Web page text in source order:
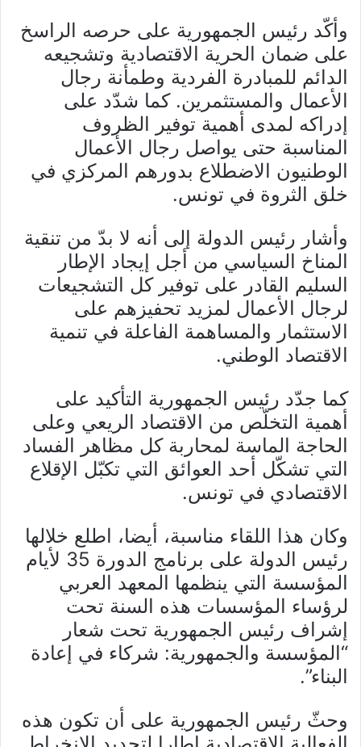
وأكّد رئيس الجمهورية على حرصه الراسخ
على ضمان الحرية الاقتصادية وتشجيعه
الدائم للمبادرة الفردية وطمأنة رجال
الأعمال والمستثمرين. كما شدّد على
إدراكه لمدى أهمية توفير الظروف
المناسبة حتى يواصل رجال الأعمال
الوطنيون الاضطلاع بدورهم المركزي في
خلق الثروة في تونس.
وأشار رئيس الدولة إلى أنه لا بدّ من تنقية
المناخ السياسي من أجل إيجاد الإطار
السليم القادر على توفير كل التشجيعات
لرجال الأعمال لمزيد تحفيزهم على
الاستثمار والمساهمة الفاعلة في تنمية
الاقتصاد الوطني.
كما جدّد رئيس الجمهورية التأكيد على
أهمية التخلّص من الاقتصاد الريعي وعلى
الحاجة الماسة لمحاربة كل مظاهر الفساد
التي تشكّل أحد العوائق التي تكبّل الإقلاع
الاقتصادي في تونس.
وكان هذا اللقاء مناسبة، أيضا، اطلع خلالها
رئيس الدولة على برنامج الدورة 35 لأيام
المؤسسة التي ينظمها المعهد العربي
لرؤساء المؤسسات هذه السنة تحت
إشراف رئيس الجمهورية تحت شعار
“المؤسسة والجمهورية: شركاء في إعادة
البناء”.
وحثّ رئيس الجمهورية على أن تكون هذه